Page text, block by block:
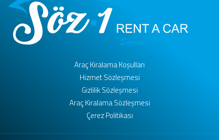
Araç Kiralama Koşulları
Hizmet Sözleşmesi
Gizlilik Sözleşmesi
Araç Kiralama Sözleşmesi
Çerez Politikası